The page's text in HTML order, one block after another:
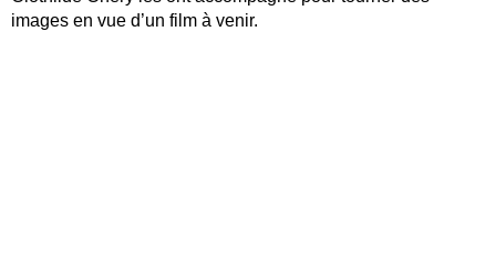
images en vue d’un film à venir.